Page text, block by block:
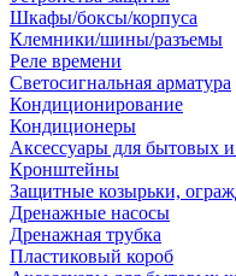
Шкафы/боксы/корпуса
Клемники/шины/разъемы
Реле времени
Светосигнальная арматура
Кондиционирование
Кондиционеры
Аксессуары для бытовых
Кронштейны
Защитные козырьки,
Дренажные насосы
Дренажная трубка
Пластиковый короб